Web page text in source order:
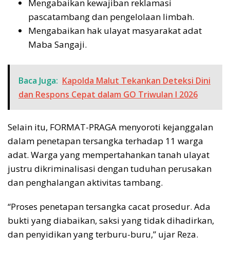
Mengabaikan kewajiban reklamasi
pascatambang dan pengelolaan limbah.
Mengabaikan hak ulayat masyarakat adat
Maba Sangaji.
Baca Juga: Kapolda Malut Tekankan Deteksi Dini
dan Respons Cepat dalam GO Triwulan I 2026
Selain itu, FORMAT-PRAGA menyoroti kejanggalan
dalam penetapan tersangka terhadap 11 warga
adat. Warga yang mempertahankan tanah ulayat
justru dikriminalisasi dengan tuduhan perusakan
dan penghalangan aktivitas tambang.
“Proses penetapan tersangka cacat prosedur. Ada
bukti yang diabaikan, saksi yang tidak dihadirkan,
dan penyidikan yang terburu-buru,” ujar Reza.